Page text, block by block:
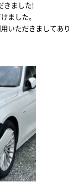
きました!
ました。
いただきましてあり